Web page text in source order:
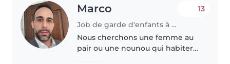
Marco
Job de garde d'enfants à Luxembourg
13
Nous cherchons une femme au
pair ou une nounou qui habiterai